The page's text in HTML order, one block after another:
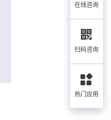
在线咨询
扫码咨询
热门应用